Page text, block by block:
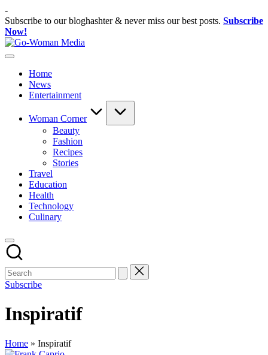
Skip
to
content
-
Subscribe to our bloghashter & never miss our best posts. Subscribe
Now!
Portal
Untuk
Wanita
Indonesia
Home
News
Entertainment
Woman Corner
Beauty
Fashion
Recipes
Stories
Travel
Education
Health
Technology
Culinary
Subscribe
Inspiratif
Home » Inspiratif